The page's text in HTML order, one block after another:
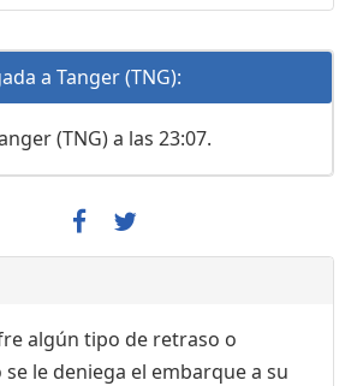
a Tanger (TNG):
(TNG) a las 23:07.
algún tipo de retraso o
se le deniega el embarque a su